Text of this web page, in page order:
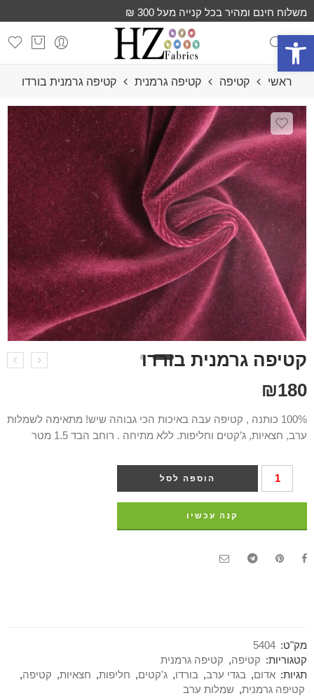
פתח סרגל נגישות
משלוח חינם ומהיר בכל קנייה מעל 300 ₪
ראשי קטיפה קטיפה גרמנית קטיפה גרמנית בורדו
קטיפה גרמנית בורדו
₪180
100% כותנה , קטיפה עבה באיכות הכי גבוהה שיש! מתאימה לשמלות
ערב, חצאיות, ג’קטים וחליפות. ללא מתיחה . רוחב הבד 1.5 מטר
הוספה לסל
קנה עכשיו
מק"ט: 5404
קטגוריות: קטיפה, קטיפה גרמנית
תגיות: אדום, בגדי ערב, בורדו, ג'קטים, חליפות, חצאיות, קטיפה,
קטיפה גרמנית, שמלות ערב